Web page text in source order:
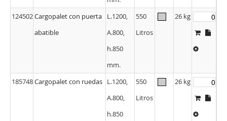
124502Cargopalet con puerta
abatible
L.1200,
A.800,
h.850
mm.
550
Litros
26 kg
185748Cargopalet con ruedas L.1200,
A.800,
h.850
550
Litros
26 kg